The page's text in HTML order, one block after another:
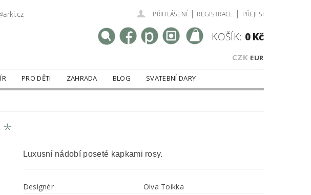
PŘIHLÁŠENÍ | REGISTRACE | PŘEJI SI
CZK EUR
KOŠÍK: 0 Kč
PRO DĚTI ZAHRADA BLOG
SVATEBNÍ DARY
*
Luxusní nádobí poseté kapkami rosy.
Designér
Oiva Toikka